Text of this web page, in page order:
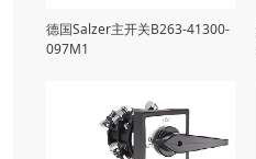
德国Salzer主开关B263-41300-
097M1